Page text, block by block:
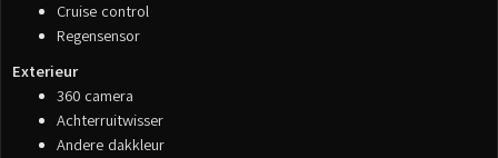
Cruise control
Regensensor
Exterieur
360 camera
Achterruitwisser
Andere dakkleur